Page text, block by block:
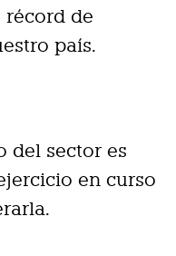
récord de
país.
del sector es
en curso